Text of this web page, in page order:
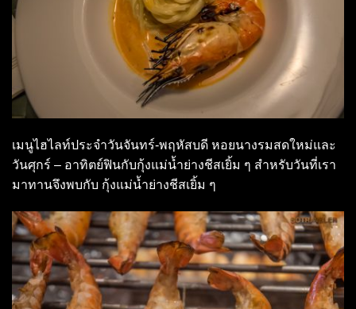
เมนูไฮไลท์ประจำวันจันทร์-พฤหัสบดี หอยนางรมสดใหม่และ
วันศุกร์ – อาทิตย์ฟินกับกุ้งแม่น้ำย่างชีสเยิ้ม ๆ สำหรับวันที่เรา
มาทานจึงพบกับ กุ้งแม่น้ำย่างชีสเยิ้ม ๆ